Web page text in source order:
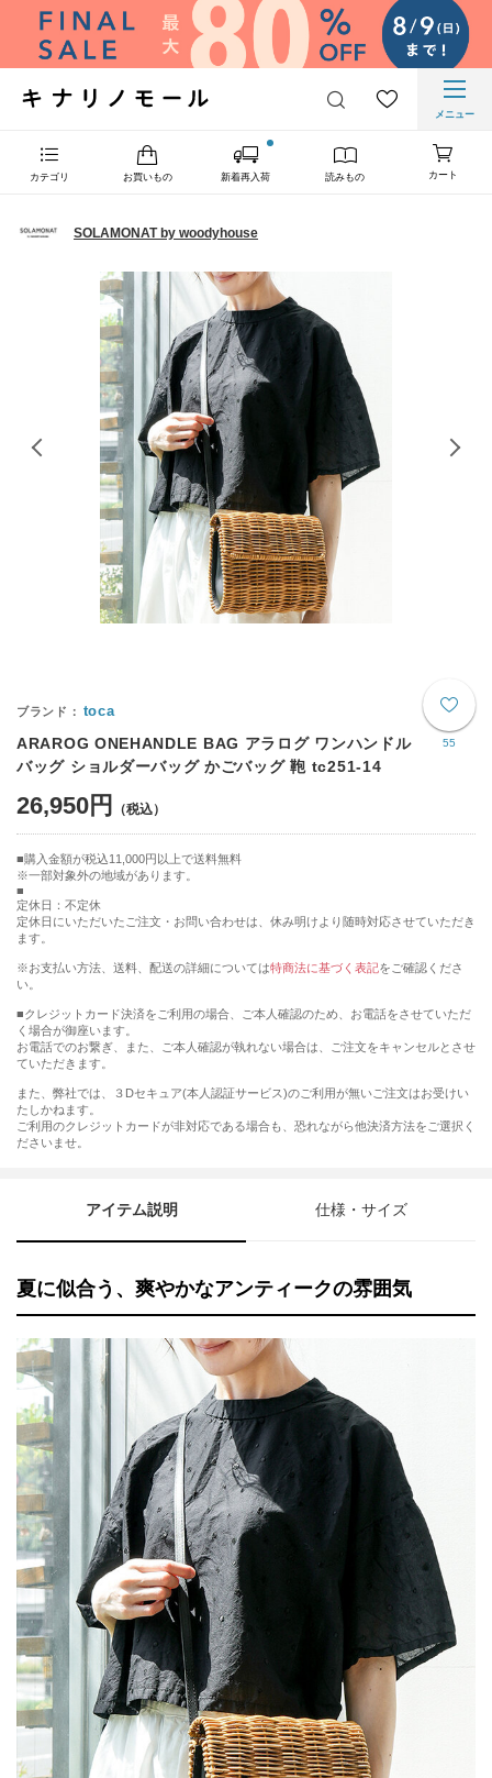
メニュー
カテゴリ お買いもの 新着再入荷 読みもの カート
SOLAMONAT by woodyhouse
55
toca
ARAROG ONEHANDLE BAG アラログ ワンハンドル
バッグ ショルダーバッグ かごバッグ 鞄 tc251-14
26,950円
購入金額が税込11,000円以上で送料無料
※一部対象外の地域があります。
定休日：不定休
定休日にいただいたご注文・お問い合わせは、休み明けより随時対応させていただき
ます。
※お支払い方法、送料、配送の詳細については特商法に基づく表記をご確認くださ
い。
■クレジットカード決済をご利用の場合、ご本人確認のため、お電話をさせていただ
く場合が御座います。
お電話でのお繋ぎ、また、ご本人確認が執れない場合は、ご注文をキャンセルとさせ
ていただきます。
また、弊社では、３Dセキュア(本人認証サービス)のご利用が無いご注文はお受けい
たしかねます。
ご利用のクレジットカードが非対応である場合も、恐れながら他決済方法をご選択く
ださいませ。
アイテム説明 仕様・サイズ
夏に似合う、爽やかなアンティークの雰囲気